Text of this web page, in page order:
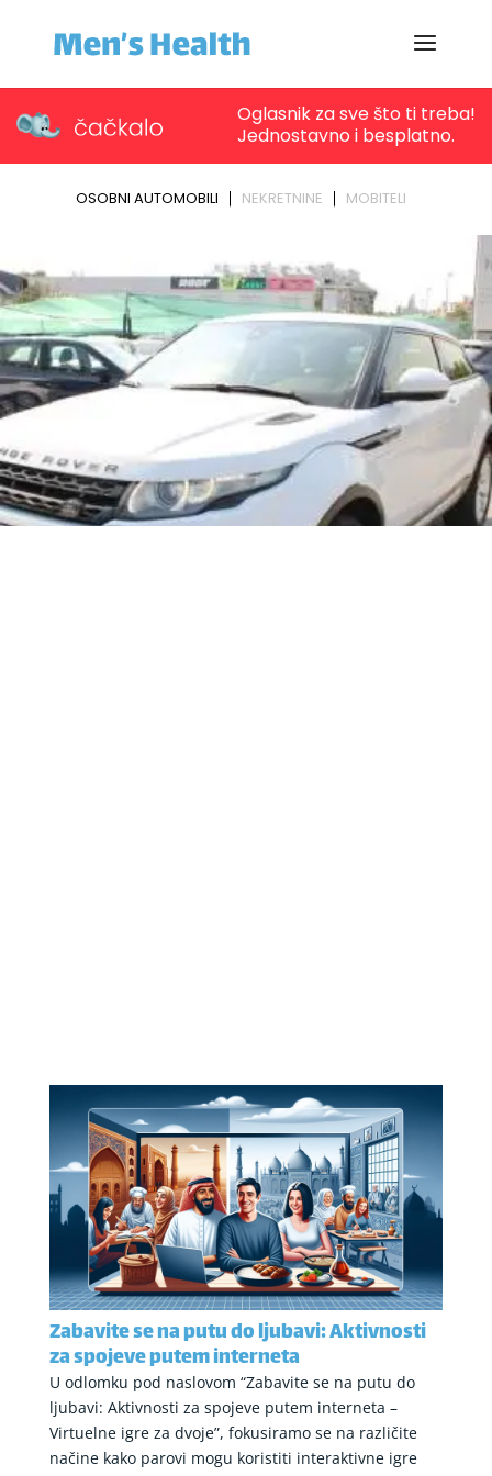
Zabavite se na putu do ljubavi: Aktivnosti
za spojeve putem interneta
U odlomku pod naslovom “Zabavite se na putu do
ljubavi: Aktivnosti za spojeve putem interneta –
Virtuelne igre za dvoje”, fokusiramo se na različite
načine kako parovi mogu koristiti interaktivne igre